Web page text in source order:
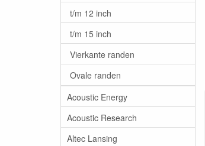
t/m 12 inch
t/m 15 inch
Vierkante randen
Ovale randen
Acoustic Energy
Acoustic Research
Altec Lansing